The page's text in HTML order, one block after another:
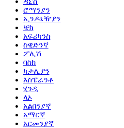
ሮማንያን
ኢንዶኔዥያን
ቼክ
አፍሪካንስ
ስዊድንኛ
ፖሊሽ
ባስክ
ካታሊያን
እስፔራንቶ
ሂንዲ
ላኦ
አልበንያኛ
አማርኛ
አርመንያኛ